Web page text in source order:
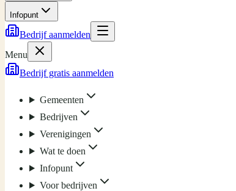
Infopunt
Bedrijf aanmelden
Menu
Bedrijf gratis aanmelden
Gemeenten
Bedrijven
Verenigingen
Wat te doen
Infopunt
Voor bedrijven